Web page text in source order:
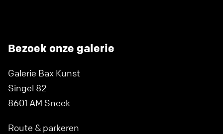
Bezoek onze galerie
Galerie Bax Kunst
Singel 82
8601 AM Sneek
Route & parkeren